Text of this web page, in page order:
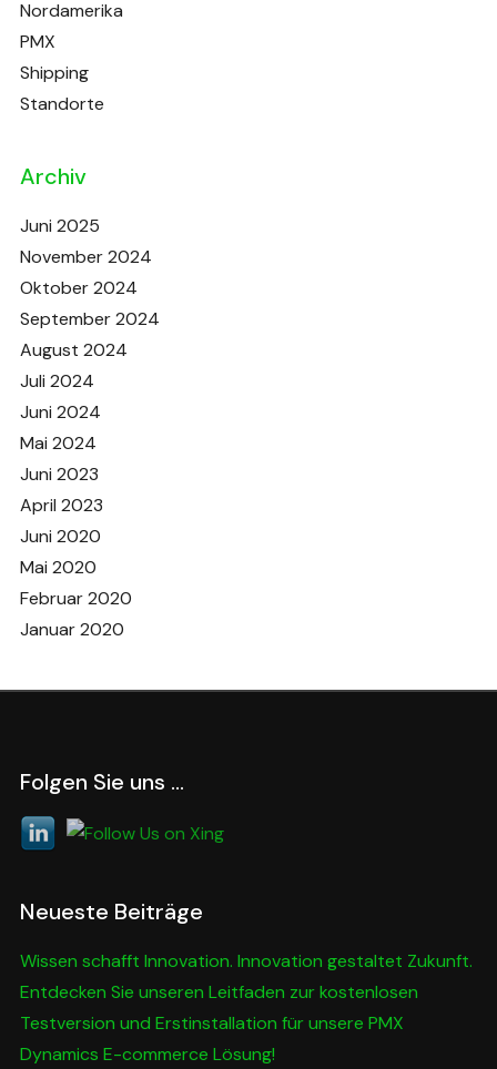
Nordamerika
PMX
Shipping
Standorte
Archiv
Juni 2025
November 2024
Oktober 2024
September 2024
August 2024
Juli 2024
Juni 2024
Mai 2024
Juni 2023
April 2023
Juni 2020
Mai 2020
Februar 2020
Januar 2020
Folgen Sie uns …
Neueste Beiträge
Wissen schafft Innovation. Innovation gestaltet Zukunft.
Entdecken Sie unseren Leitfaden zur kostenlosen
Testversion und Erstinstallation für unsere PMX
Dynamics E-commerce Lösung!